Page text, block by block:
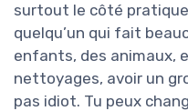
surtout le côté
quelqu’un qui fait
enfants, des animaux,
nettoyages, avoir un
pas idiot. Tu peux